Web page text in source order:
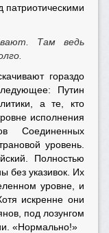
Там ведь
гораздо
Путин
а те, кто
исполнения
Соединенных
уровень.
Полностью
без указивок. Их
уровне, и
искренне они
под лозунгом
«Нормально!»